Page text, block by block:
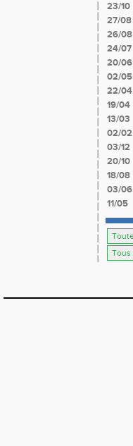
23/10
27/08
26/08
24/07
20/06
02/05
22/04
19/04
13/03
02/02
03/12
20/10
18/08
03/06
11/05